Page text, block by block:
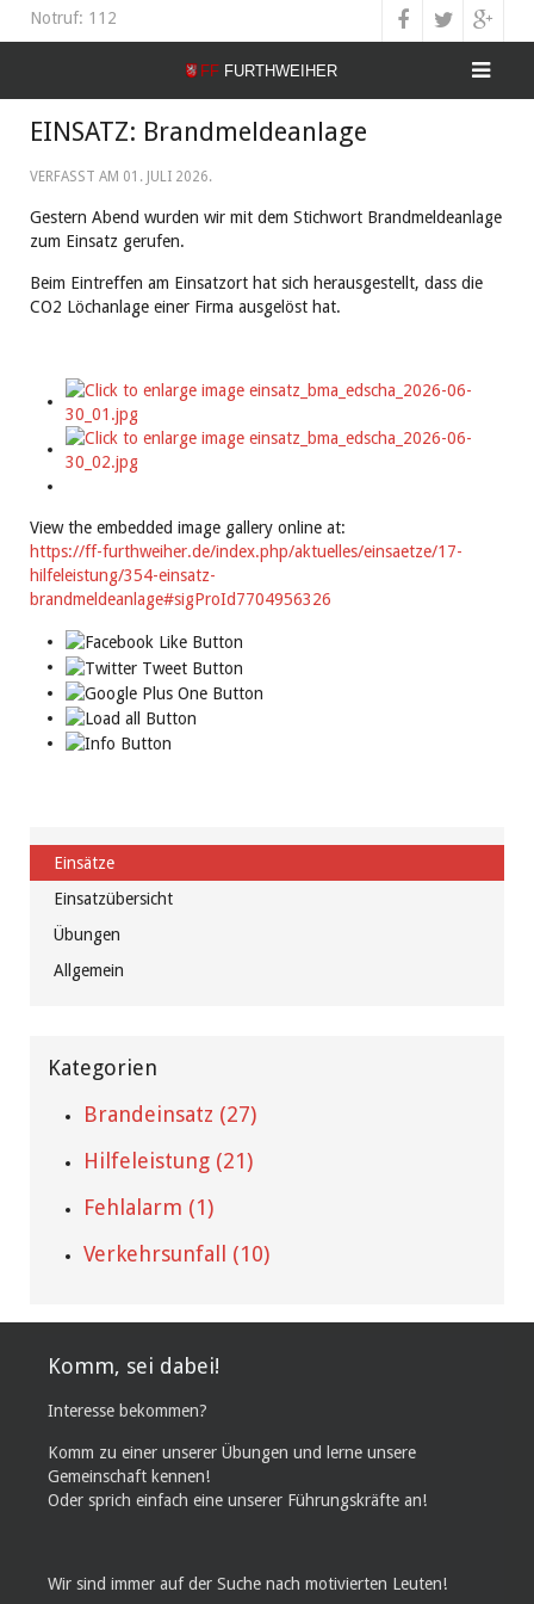
Notruf: 112
EINSATZ: Brandmeldeanlage
VERFASST AM 01. JULI 2026.
Gestern Abend wurden wir mit dem Stichwort Brandmeldeanlage
zum Einsatz gerufen.
Beim Eintreffen am Einsatzort hat sich herausgestellt, dass die
CO2 Löchanlage einer Firma ausgelöst hat.
View the embedded image gallery online at:
https://ff-furthweiher.de/index.php/aktuelles/einsaetze/17-
hilfeleistung/354-einsatz-
brandmeldeanlage#sigProId7704956326
Einsätze
Einsatzübersicht
Übungen
Allgemein
Kategorien
Brandeinsatz (27)
Hilfeleistung (21)
Fehlalarm (1)
Verkehrsunfall (10)
Komm, sei dabei!
Interesse bekommen?
Komm zu einer unserer Übungen und lerne unsere
Gemeinschaft kennen!
Oder sprich einfach eine unserer Führungskräfte an!
Wir sind immer auf der Suche nach motivierten Leuten!